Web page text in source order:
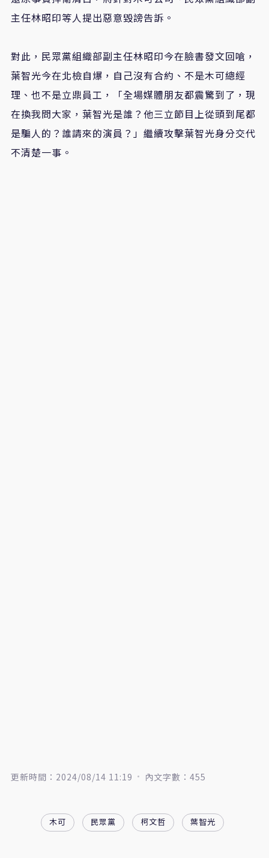
主任林昭印等人提出惡意毀謗告訴。
對此，民眾黨組織部副主任林昭印今在臉書發文回嗆，
葉智光今在北檢自爆，自己沒有合約、不是木可總經
理、也不是立鼎員工，「全場媒體朋友都震驚到了，現
在換我問大家，葉智光是誰？他三立節目上從頭到尾都
是騙人的？誰請來的演員？」繼續攻擊葉智光身分交代
不清楚一事。
更新時間：2024/08/14 11:19 內文字數：455
木可 民眾黨 柯文哲 葉智光